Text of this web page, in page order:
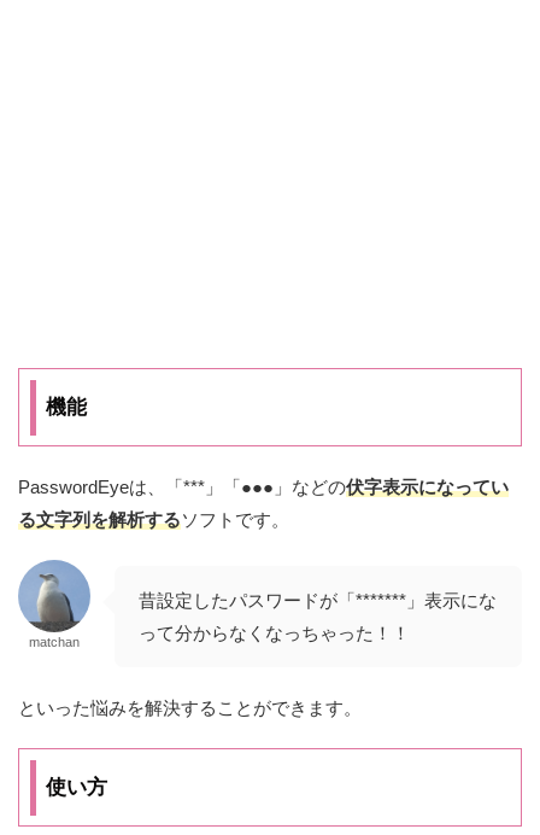
機能
PasswordEyeは、「***」「●●●」などの伏字表示になってい
る文字列を解析するソフト です。
matchan
昔設定したパスワードが「*******」表示にな
って分からなくなっちゃった！！
といった悩みを解決することができます。
使い方